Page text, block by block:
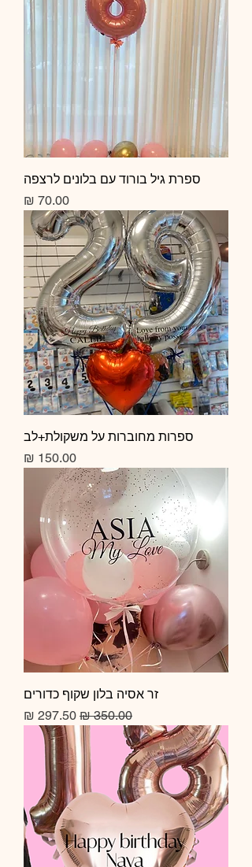
ספרת גיל בורוד עם בלונים לרצפה
מחיר
ספרות מחוברות על משקולת+לב
מחיר
זר אסיה בלון שקוף כדורים
מחיר רגיל מחיר מבצע